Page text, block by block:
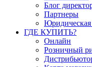
Блог
Партнеры
ГДЕ КУПИТЬ?
Онлайн
Розничный